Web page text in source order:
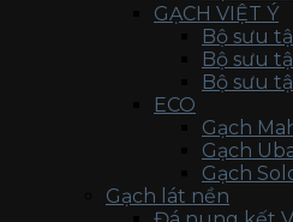
GẠCH VIỆT Ý
Bộ sưu
Bộ sưu
Bộ sưu
ECO
Gạch
Gạch
Gạch
Gạch lát nền